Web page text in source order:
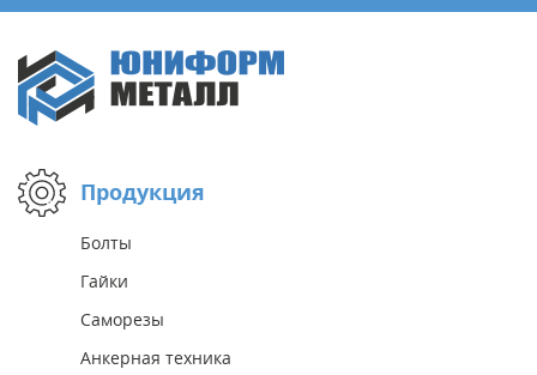
Продукция
Болты
Гайки
Саморезы
Анкерная техника